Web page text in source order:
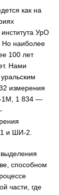
как на
УрО
наиболее
100 лет
Нами
измерения
1М, 1 834 —
и ШИ-2.
выделения
способном
части, где